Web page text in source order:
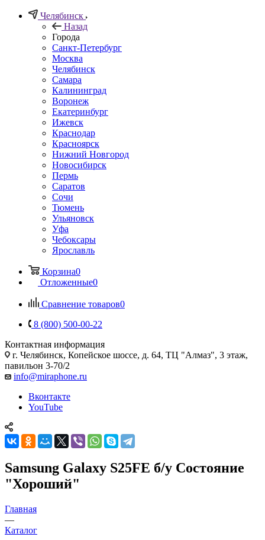
Челябинск
Назад
Города
Санкт-Петербург
Москва
Челябинск
Самара
Калининград
Воронеж
Екатеринбург
Ижевск
Краснодар
Красноярск
Нижний Новгород
Новосибирск
Пермь
Саратов
Сочи
Тюмень
Ульяновск
Уфа
Чебоксары
Ярославль
Корзина0
Отложенные0
Сравнение товаров0
8 (800) 500-00-22
Контактная информация
г. Челябинск, Копейское шоссе, д. 64, ТЦ "Алмаз", 3 этаж,
павильон 3-70/2
info@miraphone.ru
Вконтакте
YouTube
Samsung Galaxy S25FE б/у Состояние
"Хороший"
Главная
—
Каталог